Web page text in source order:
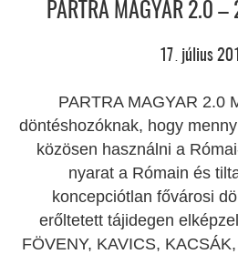
PARTRA MAGYAR 2.0
17 . július
PARTRA MAGYAR 2.0
döntéshozóknak, hogy
közösen használni a
nyarat a Rómain és
koncepciótlan fővárosi
erőltetett tájidegen
FÖVENY, KAVICS,